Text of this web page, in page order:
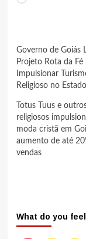
Governo de Goiás
Projeto Rota da Fé
Impulsionar
Religioso no Estado
Totus Tuus e
religiosos
moda cristã em
aumento de até
vendas
What do you